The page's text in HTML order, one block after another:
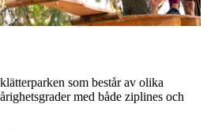
som består av olika
med både ziplines och